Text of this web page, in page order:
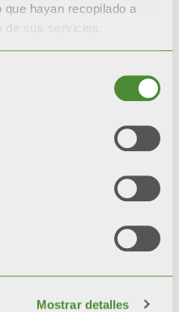
hayan recopilado a
sus servicios.
Mostrar detalles
, sinónimo
proyectos,
soluciones
para satisfacer
de nuestros